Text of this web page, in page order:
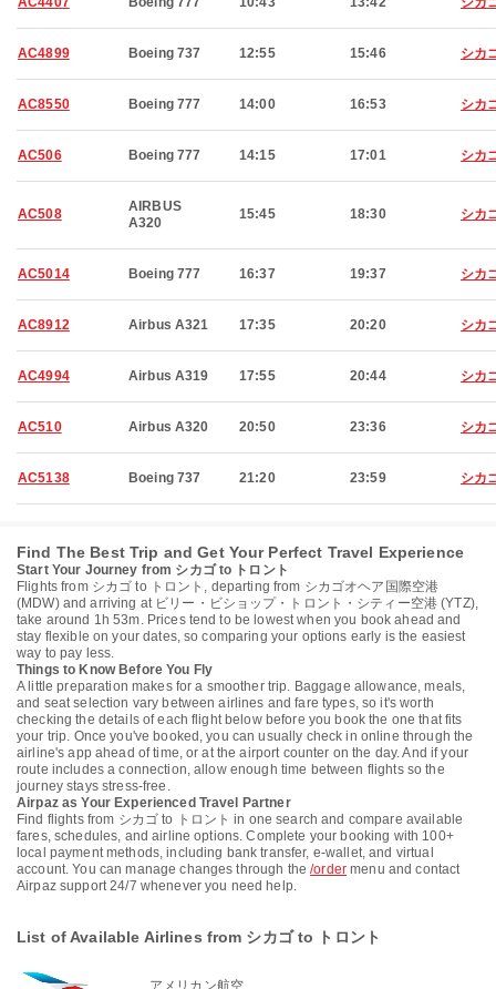
AC4899 Boeing 737 12:55 15:46 シカ
AC8550 Boeing 777 14:00 16:53 シカ
AC506 Boeing 777 14:15 17:01 シカ
AC508
AIRBUS
A320
15:45 18:30 シカ
AC5014 Boeing 777 16:37 19:37 シカ
AC8912 Airbus A321 17:35 20:20 シカ
AC4994 Airbus A319 17:55 20:44 シカ
AC510 Airbus A320 20:50 23:36 シカ
AC5138 Boeing 737 21:20 23:59 シカ
Find The Best Trip and Get Your Perfect Travel Experience
Start Your Journey from シカゴ to トロント
Flights from シカゴ to トロント, departing from シカゴオヘア国際空港
(MDW) and arriving at ビリー・ビショップ・トロント・シティー空港 (YTZ),
take around 1h 53m. Prices tend to be lowest when you book ahead and
stay flexible on your dates, so comparing your options early is the easiest
way to pay less.
Things to Know Before You Fly
A little preparation makes for a smoother trip. Baggage allowance, meals,
and seat selection vary between airlines and fare types, so it's worth
checking the details of each flight below before you book the one that fits
your trip. Once you've booked, you can usually check in online through the
airline's app ahead of time, or at the airport counter on the day. And if your
route includes a connection, allow enough time between flights so the
journey stays stress-free.
Airpaz as Your Experienced Travel Partner
Find flights from シカゴ to トロント in one search and compare available
fares, schedules, and airline options. Complete your booking with 100+
local payment methods, including bank transfer, e-wallet, and virtual
account. You can manage changes through the/order menu and contact
Airpaz support 24/7 whenever you need help.
List of Available Airlines from シカゴ to トロント
アメリカン航空